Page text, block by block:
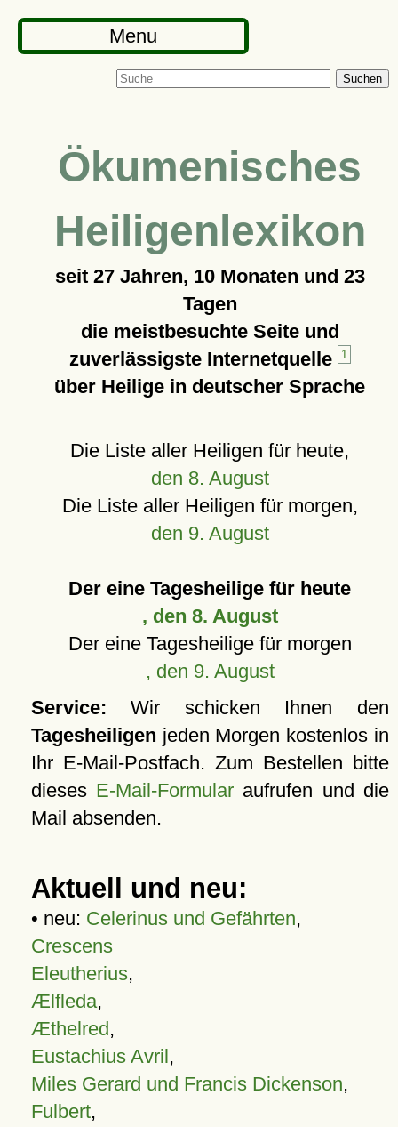
Menu
Suchen
Ökumenisches
Heiligenlexikon
seit 27 Jahren, 10 Monaten und 23
Tagen
die meistbesuchte Seite und
zuverlässigste Internetquelle
1
über Heilige in deutscher Sprache
Die Liste aller Heiligen für heute,
den 8. August
Die Liste aller Heiligen für morgen,
den 9. August
Der eine Tagesheilige für heute
, den 8. August
Der eine Tagesheilige für morgen
, den 9. August
Service: Wir schicken Ihnen den
Tagesheiligen jeden Morgen kostenlos in
Ihr E-Mail-Postfach. Zum Bestellen bitte
dieses E-Mail-Formular aufrufen und die
Mail absenden.
Aktuell und neu:
• neu: Celerinus und Gefährten,
Crescens
Eleutherius,
Ælfleda,
Æthelred,
Eustachius Avril,
Miles Gerard und Francis Dickenson,
Fulbert,